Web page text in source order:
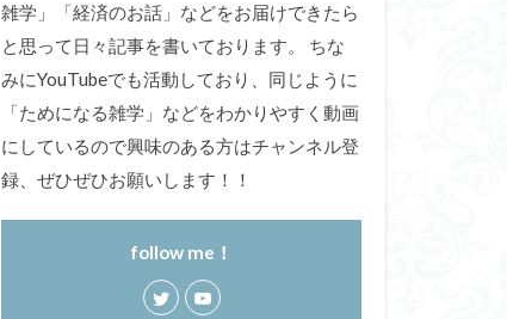
雑学」「経済のお話」などをお届けできたら
と思って日々記事を書いております。 ちな
みにYouTubeでも活動しており、同じように
「ためになる雑学」などをわかりやすく動画
にしているので興味のある方はチャンネル登
録、ぜひぜひお願いします！！
follow me！